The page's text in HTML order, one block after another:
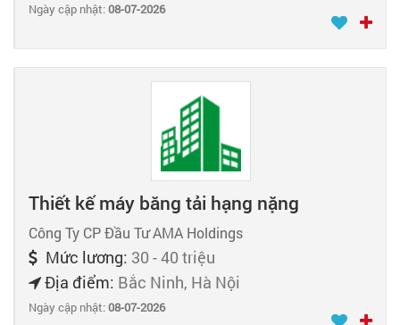
Ngày cập nhật:08-07-2026
Thiết kế máy băng tải hạng nặng
Công Ty CP Đầu Tư AMA Holdings
Mức lương: 30 - 40 triệu
Địa điểm: Bắc Ninh, Hà Nội
Ngày cập nhật:08-07-2026